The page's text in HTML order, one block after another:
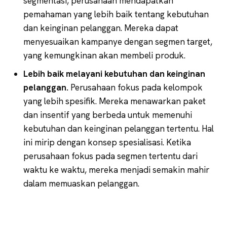
pemahaman yang lebih baik tentang kebutuhan
dan keinginan pelanggan. Mereka dapat
menyesuaikan kampanye dengan segmen target,
yang kemungkinan akan membeli produk.
Lebih baik melayani kebutuhan dan keinginan
pelanggan. Perusahaan fokus pada kelompok
yang lebih spesifik. Mereka menawarkan paket
dan insentif yang berbeda untuk memenuhi
kebutuhan dan keinginan pelanggan tertentu. Hal
ini mirip dengan konsep spesialisasi. Ketika
perusahaan fokus pada segmen tertentu dari
waktu ke waktu, mereka menjadi semakin mahir
dalam memuaskan pelanggan.